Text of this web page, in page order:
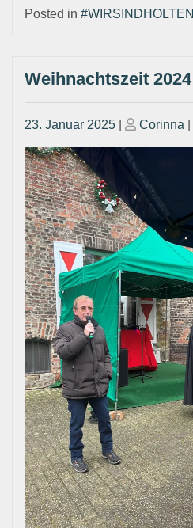
Posted in #WIRSINDHOLTEN
Weihnachtszeit 2024
Posted
23. Januar 2025
Posted
Corinna